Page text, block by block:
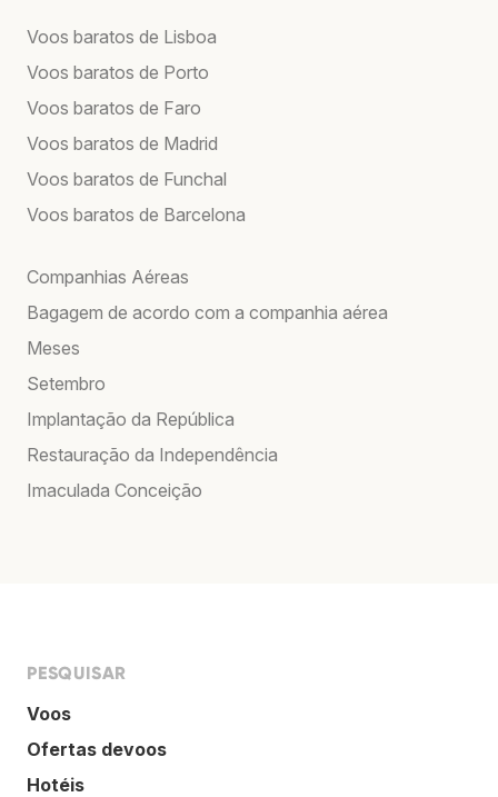
Voos baratos de Lisboa
Voos baratos de Porto
Voos baratos de Faro
Voos baratos de Madrid
Voos baratos de Funchal
Voos baratos de Barcelona
Companhias Aéreas
Bagagem de acordo com a companhia aérea
Meses
Setembro
Implantação da República
Restauração da Independência
Imaculada Conceição
PESQUISAR
Voos
Ofertas devoos
Hotéis